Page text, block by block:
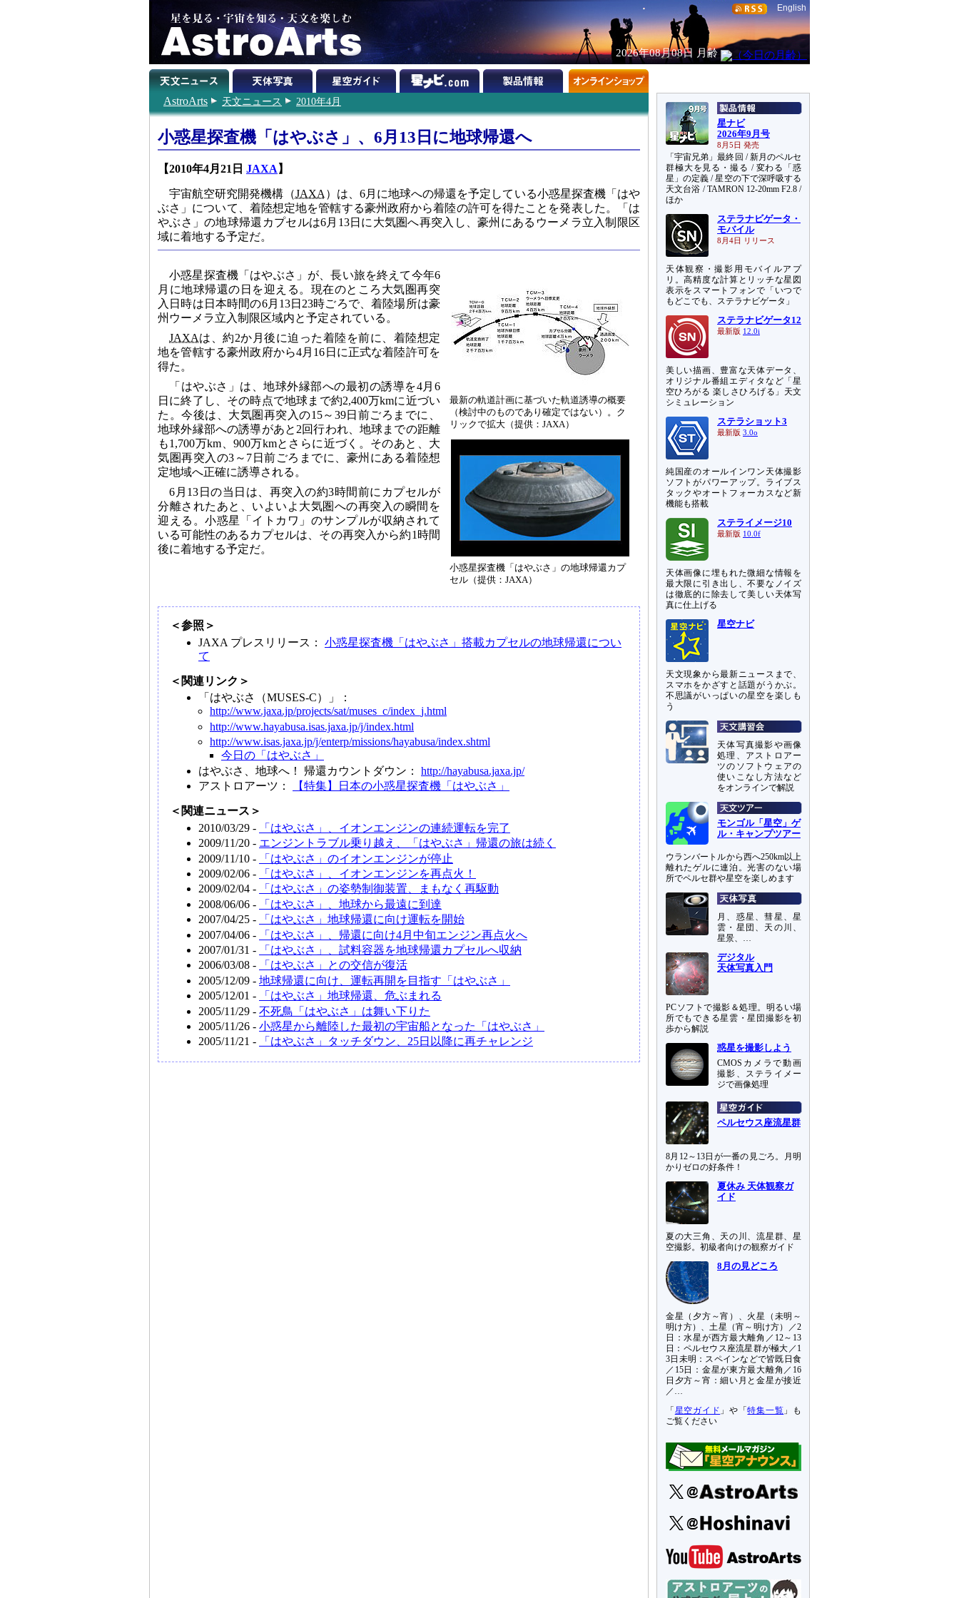
English
2026年08月08日 月齢
AstroArts 天文ニュース 2010年4月
小惑星探査機「はやぶさ」、6月13日に地球帰還へ
【2010年4月21日 JAXA 】
宇宙航空研究開発機構（JAXA ）は、6月に地球への帰還を予定している小惑星探査機「はや
ぶさ」について、着陸想定地を管轄する豪州政府から着陸の許可を得たことを発表した。「は
やぶさ」の地球帰還カプセルは6月13日に大気圏へ再突入し、豪州にあるウーメラ立入制限区
域に着地する予定だ。
最新の軌道計画に基づいた軌道誘導の概要
（検討中のものであり確定ではない）。ク
リックで拡大（提供：JAXA）
小惑星探査機「はやぶさ」の地球帰還カプ
セル（提供：JAXA）
小惑星探査機「はやぶさ」が、長い旅を終えて今年6
月に地球帰還の日を迎える。現在のところ大気圏再突
入日時は日本時間の6月13日23時ごろで、着陸場所は豪
州ウーメラ立入制限区域内と予定されている。
JAXAは、約2か月後に迫った着陸を前に、着陸想定
地を管轄する豪州政府から4月16日に正式な着陸許可を
得た。
「はやぶさ」は、地球外縁部への最初の誘導を4月6
日に終了し、その時点で地球まで約2,400万kmに近づい
た。今後は、大気圏再突入の15～39日前ごろまでに、
地球外縁部への誘導があと2回行われ、地球までの距離
も1,700万km、900万kmとさらに近づく。そのあと、大
気圏再突入の3～7日前ごろまでに、豪州にある着陸想
定地域へ正確に誘導される。
6月13日の当日は、再突入の約3時間前にカプセルが
分離されたあと、いよいよ大気圏への再突入の瞬間を
迎える。小惑星「イトカワ」のサンプルが収納されて
いる可能性のあるカプセルは、その再突入から約1時間
後に着地する予定だ。
＜参照＞
JAXA プレスリリース： 小惑星探査機「はやぶさ」搭載カプセルの地球帰還につい
て
＜関連リンク＞
「はやぶさ（MUSES-C）」：
http://www.jaxa.jp/projects/sat/muses_c/index_j.html
http://www.hayabusa.isas.jaxa.jp/j/index.html
http://www.isas.jaxa.jp/j/enterp/missions/hayabusa/index.shtml
今日の「はやぶさ」
はやぶさ、地球へ！ 帰還カウントダウン： http://hayabusa.jaxa.jp/
アストロアーツ：
【特集】日本の小惑星探査機「はやぶさ」
＜関連ニュース＞
2010/03/29 -
「はやぶさ」、イオンエンジンの連続運転を完了
2009/11/20 - エンジントラブル乗り越え、「はやぶさ」帰還の旅は続く
2009/11/10 -
「はやぶさ」のイオンエンジンが停止
2009/02/06 -
「はやぶさ」、イオンエンジンを再点火！
2009/02/04 -
「はやぶさ」の姿勢制御装置、まもなく再駆動
2008/06/06 -
「はやぶさ」、地球から最遠に到達
2007/04/25 -
「はやぶさ」地球帰還に向け運転を開始
2007/04/06 -
「はやぶさ」、帰還に向け4月中旬エンジン再点火へ
2007/01/31 -
「はやぶさ」、試料容器を地球帰還カプセルへ収納
2006/03/08 -
「はやぶさ」との交信が復活
2005/12/09 - 地球帰還に向け、運転再開を目指す「はやぶさ」
2005/12/01 -
「はやぶさ」地球帰還、危ぶまれる
2005/11/29 - 不死鳥「はやぶさ」は舞い下りた
2005/11/26 - 小惑星から離陸した最初の宇宙船となった「はやぶさ」
2005/11/21 -
「はやぶさ」タッチダウン、25日以降に再チャレンジ
星ナビ
2026年9月号
8月5日 発売
「宇宙兄弟」最終回 / 新月のペルセ
群極大を見る・撮る / 変わる「惑
星」の定義 / 星空の下で深呼吸する
天文台浴 / TAMRON 12-20mm F2.8 /
ほか
ステラナビゲータ・
モバイル
8月4日 リリース
天体観察・撮影用モバイルアプ
リ。高精度な計算とリッチな星図
表示をスマートフォンで「いつで
もどこでも、ステラナビゲータ」
ステラナビゲータ12
最新版 12.0i
美しい描画、豊富な天体データ、
オリジナル番組エディタなど「星
空ひろがる 楽しさひろげる」天文
シミュレーション
ステラショット3
最新版 3.0o
純国産のオールインワン天体撮影
ソフトがパワーアップ。ライブス
タックやオートフォーカスなど新
機能も搭載
ステライメージ10
最新版 10.0f
天体画像に埋もれた微細な情報を
最大限に引き出し、不要なノイズ
は徹底的に除去して美しい天体写
真に仕上げる
星空ナビ
天文現象から最新ニュースまで、
スマホをかざすと話題がうかぶ。
不思議がいっぱいの星空を楽しも
う
天体写真撮影や画像
処理、アストロアー
ツのソフトウェアの
使いこなし方法など
をオンラインで解説
モンゴル「星空」ゲ
ル・キャンプツアー
ウランバートルから西へ250km以上
離れたゲルに連泊。光害のない場
所でペルセ群や星空を楽しめます
月、惑星、彗星、星
雲・星団、天の川、
星景、…
デジタル
天体写真入門
PCソフトで撮影＆処理。明るい場
所でもできる星雲・星団撮影を初
歩から解説
惑星を撮影しよう
CMOSカメラで動画
撮影、ステライメー
ジで画像処理
ペルセウス座流星群
8月12～13日が一番の見ごろ。月明
かりゼロの好条件！
夏休み 天体観察ガ
イド
夏の大三角、天の川、流星群、星
空撮影。初級者向けの観察ガイド
8月の見どころ
金星（夕方～宵）、火星（未明～
明け方）、土星（宵～明け方）／2
日：水星が西方最大離角／12～13
日：ペルセウス座流星群が極大／1
3日未明：スペインなどで皆既日食
／15日：金星が東方最大離角／16
日夕方～宵：細い月と金星が接近
／…
「 星空ガイド 」や「特集一覧 」も
ご覧ください